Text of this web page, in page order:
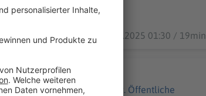
06.01.2025 01:30 / 19min
kein Bad in ihrer Wohnung. Öffentliche